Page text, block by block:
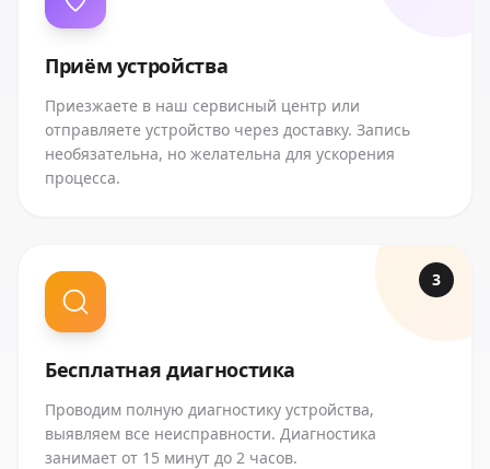
Приём устройства
Приезжаете в наш сервисный центр или
отправляете устройство через доставку. Запись
необязательна, но желательна для ускорения
процесса.
3
Бесплатная диагностика
Проводим полную диагностику устройства,
выявляем все неисправности. Диагностика
занимает от 15 минут до 2 часов.